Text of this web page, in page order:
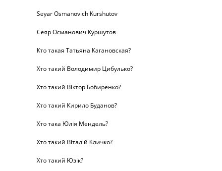
Seyar Osmanovich Kurshutov
Сеяр Османович Куршутов
Кто такая Татьяна Кагановская?
Хто такий Володимир Цибулько?
Хто такий Віктор Бобиренко?
Хто такий Кирило Буданов?
Хто така Юлія Мендель?
Хто такий Віталій Кличко?
Хто такий Юзік?